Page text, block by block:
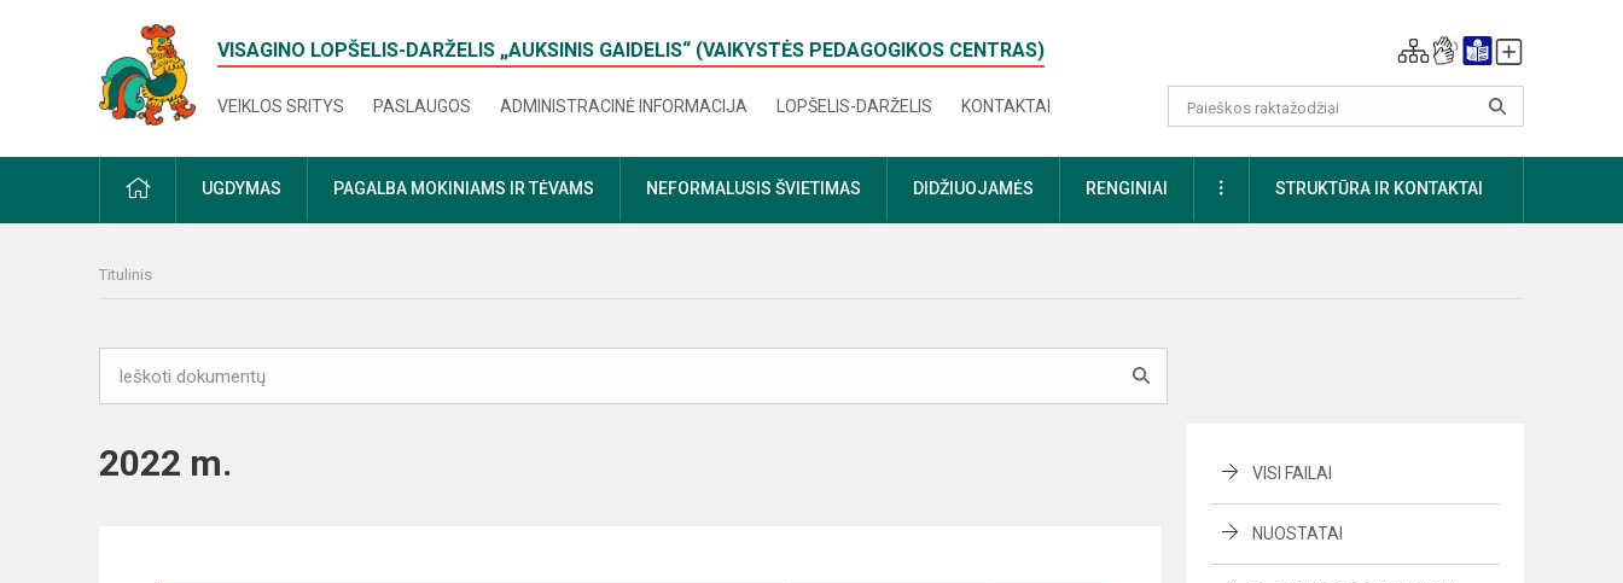
VISAGINO LOPŠELIS-DARŽELIS „AUKSINIS GAIDELIS“ (VAIKYSTĖS PEDAGOGIKOS CENTRAS)
VEIKLOS SRITYS PASLAUGOS ADMINISTRACINĖ INFORMACIJA LOPŠELIS-DARŽELIS KONTAKTAI
PRADŽIAUGDYMAS PAGALBA MOKINIAMS IR TĖVAMS NEFORMALUSIS ŠVIETIMAS DIDŽIUOJAMĖS RENGINIAI DAUGIAUSTRUKTŪRA IR KONTAKTAI
Titulinis
2022 m. VISI FAILAI
NUOSTATAI